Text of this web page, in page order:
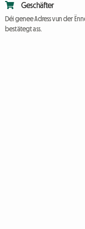
Geschäfter
Déi genee Adress vun der
bestätegt ass.